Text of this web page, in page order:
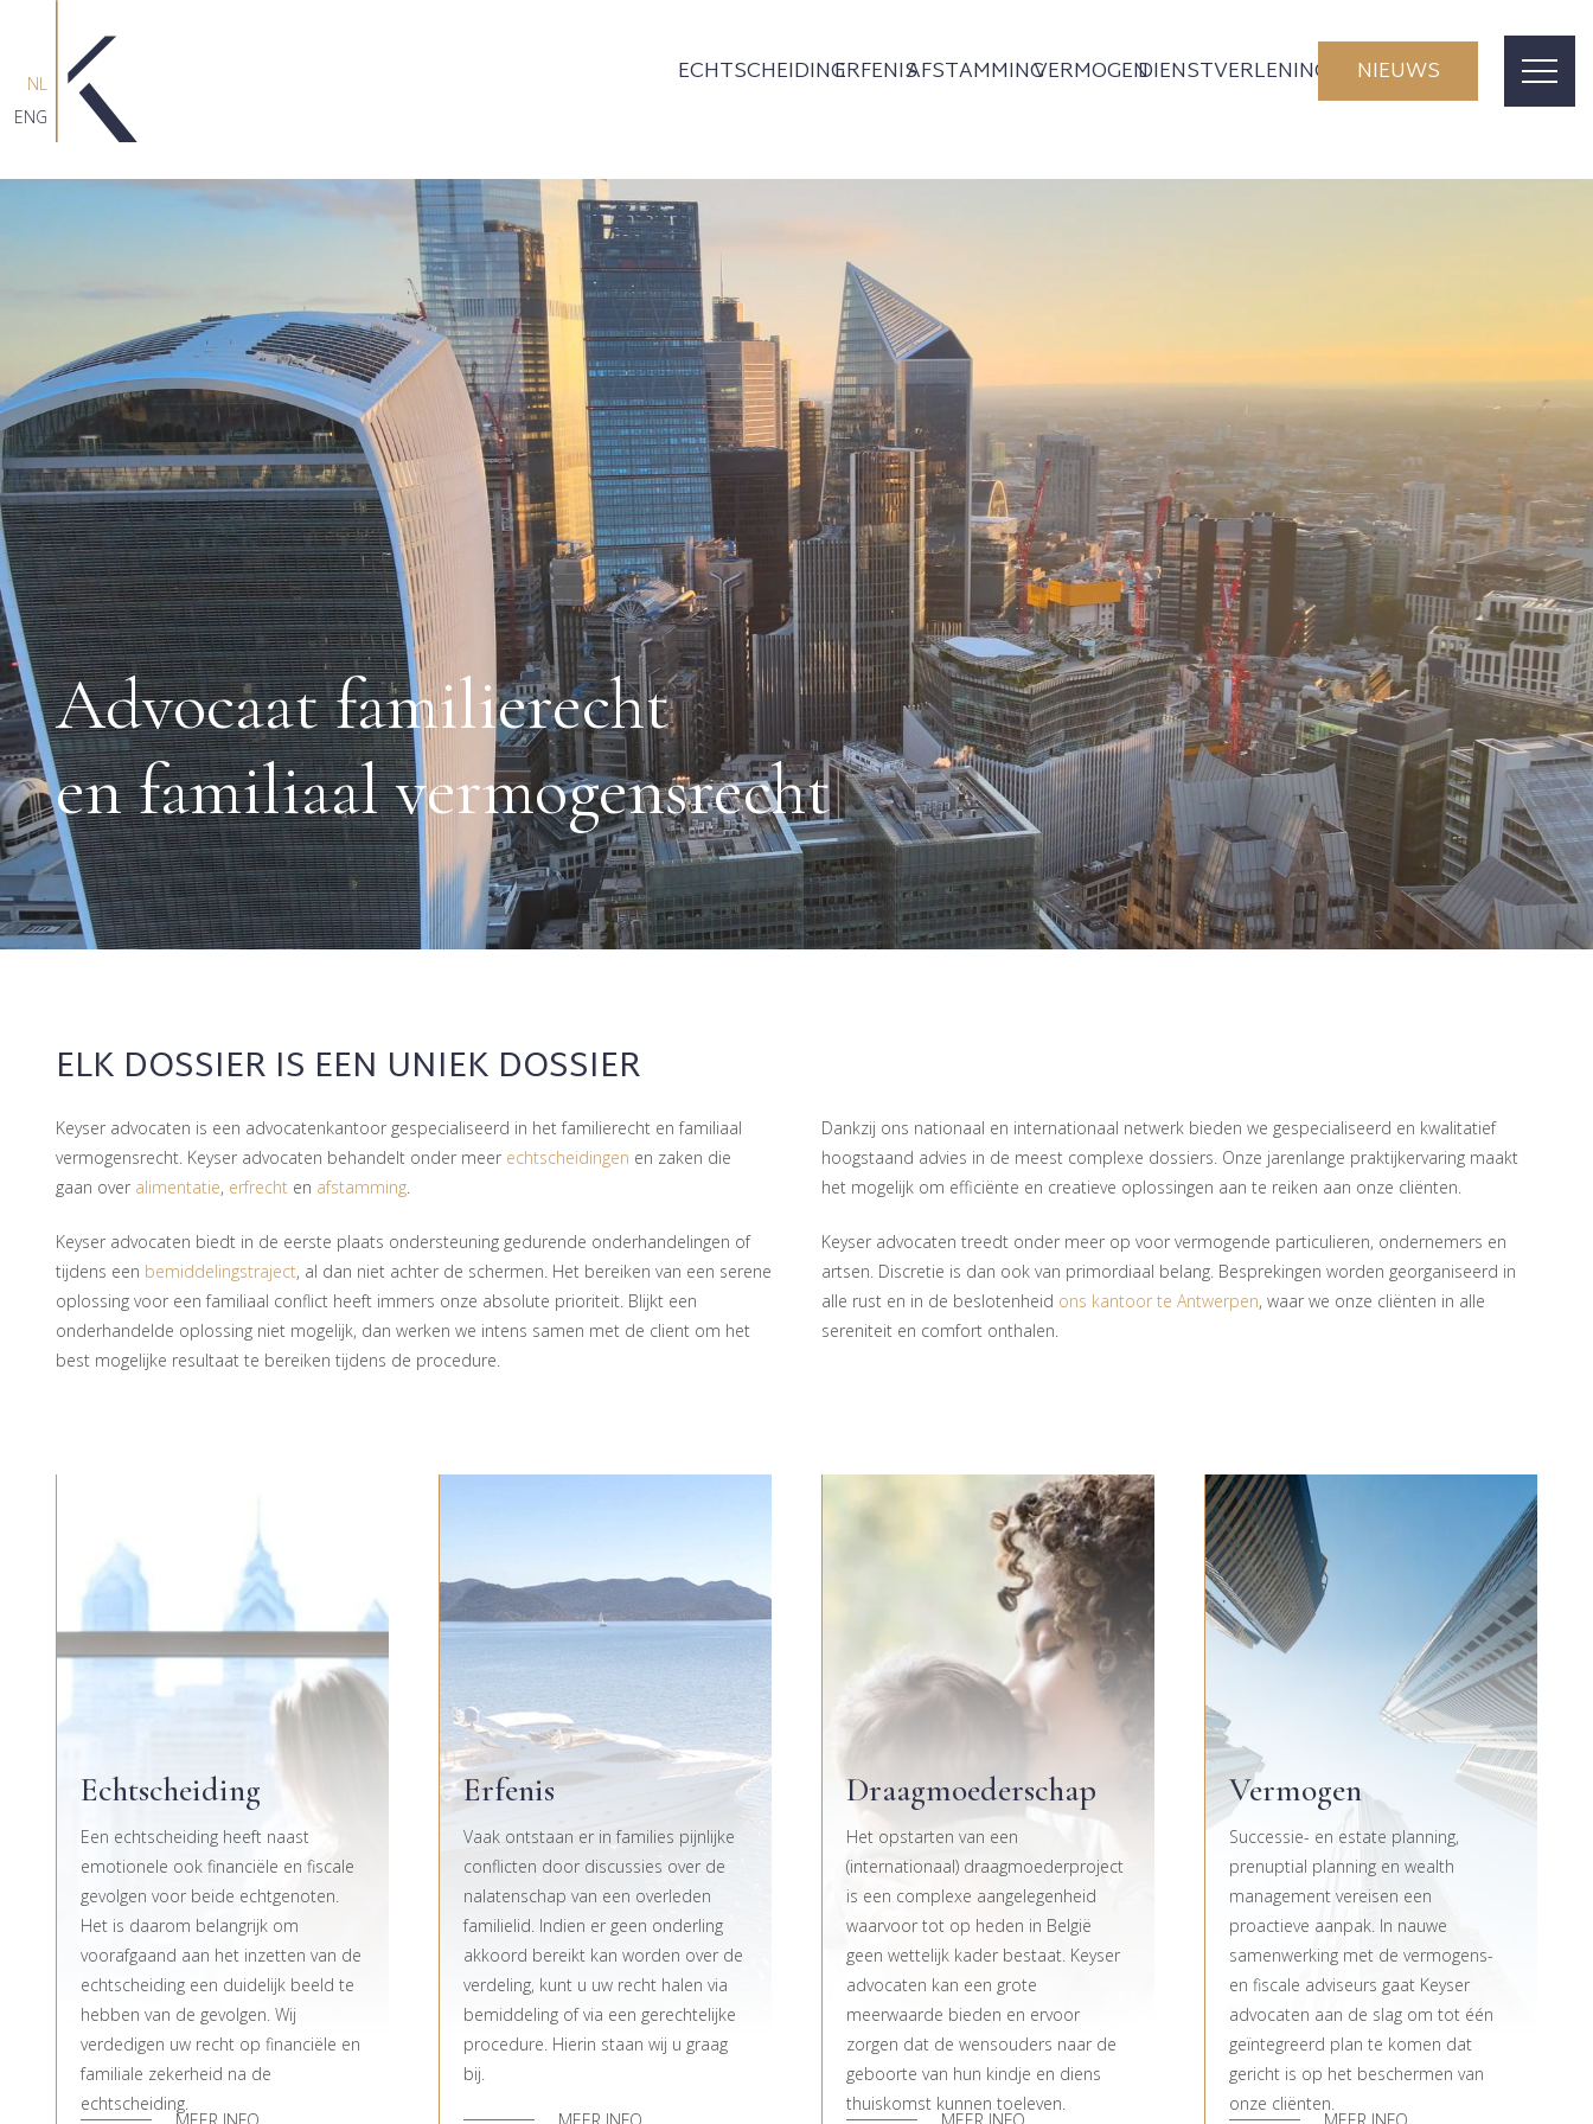
NL
ENG
ECHTSCHEIDINGERFENISAFSTAMMINGVERMOGENDIENSTVERLENING NIEUWS
Advocaat familierecht
en familiaal vermogensrecht
ELK DOSSIER IS EEN UNIEK DOSSIER
Keyser advocaten is een advocatenkantoor gespecialiseerd in het familierecht en familiaal
vermogensrecht. Keyser advocaten behandelt onder meer echtscheidingen en zaken die
gaan over alimentatie, erfrecht en afstamming.
Keyser advocaten biedt in de eerste plaats ondersteuning gedurende onderhandelingen of
tijdens een bemiddelingstraject, al dan niet achter de schermen. Het bereiken van een serene
oplossing voor een familiaal conflict heeft immers onze absolute prioriteit. Blijkt een
onderhandelde oplossing niet mogelijk, dan werken we intens samen met de client om het
best mogelijke resultaat te bereiken tijdens de procedure.
Dankzij ons nationaal en internationaal netwerk bieden we gespecialiseerd en kwalitatief
hoogstaand advies in de meest complexe dossiers. Onze jarenlange praktijkervaring maakt
het mogelijk om efficiënte en creatieve oplossingen aan te reiken aan onze cliënten.
Keyser advocaten treedt onder meer op voor vermogende particulieren, ondernemers en
artsen. Discretie is dan ook van primordiaal belang. Besprekingen worden georganiseerd in
alle rust en in de beslotenheid ons kantoor te Antwerpen, waar we onze cliënten in alle
sereniteit en comfort onthalen.
Echtscheiding
Een echtscheiding heeft naast
emotionele ook financiële en fiscale
gevolgen voor beide echtgenoten.
Het is daarom belangrijk om
voorafgaand aan het inzetten van de
echtscheiding een duidelijk beeld te
hebben van de gevolgen. Wij
verdedigen uw recht op financiële en
familiale zekerheid na de
echtscheiding.
MEER INFO
Erfenis
Vaak ontstaan er in families pijnlijke
conflicten door discussies over de
nalatenschap van een overleden
familielid. Indien er geen onderling
akkoord bereikt kan worden over de
verdeling, kunt u uw recht halen via
bemiddeling of via een gerechtelijke
procedure. Hierin staan wij u graag
bij.
MEER INFO
Draagmoederschap
Het opstarten van een
(internationaal) draagmoederproject
is een complexe aangelegenheid
waarvoor tot op heden in België
geen wettelijk kader bestaat. Keyser
advocaten kan een grote
meerwaarde bieden en ervoor
zorgen dat de wensouders naar de
geboorte van hun kindje en diens
thuiskomst kunnen toeleven.
MEER INFO
Vermogen
Successie- en estate planning,
prenuptial planning en wealth
management vereisen een
proactieve aanpak. In nauwe
samenwerking met de vermogens-
en fiscale adviseurs gaat Keyser
advocaten aan de slag om tot één
geïntegreerd plan te komen dat
gericht is op het beschermen van
onze cliënten.
MEER INFO